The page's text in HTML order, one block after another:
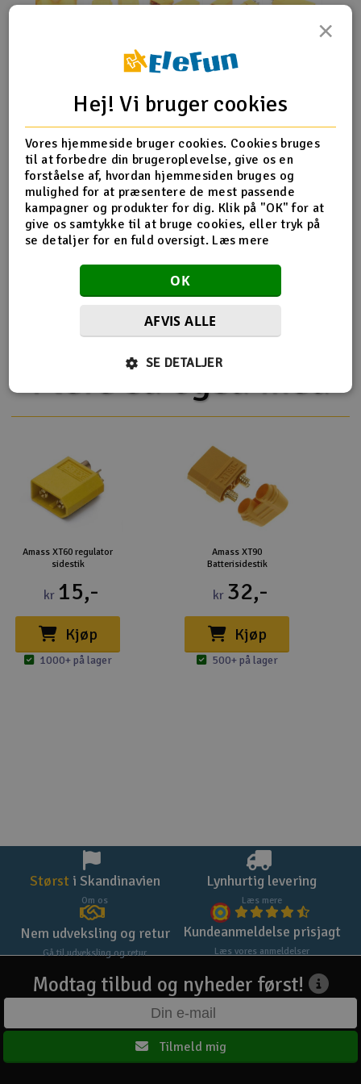
Scooter & elkøretøj
Slot racing
Smarthjem, leg og hobby
Solenergi
Værktøj, udstyr og tilbehør
Tip din ven Anmeldelser
Produkt information
XT30-stik. Stikket bruges normalt på batteriets side af en
kobling. 1 stk
Flere detaljer
Kontakt type XT30
Flere så også med
Amass XT60 regulator
sidestik
kr 15,-
Kjøp
1000+ på lager
Amass XT90
Batterisidestik
kr 32,-
Kjøp
500+ på lager
Størst i Skandinavien
Om os
Lynhurtig levering
Læs mere
Nem udveksling og retur
Gå til udveksling og retur
Kundeanmeldelse prisjagt
Læs vores anmeldelser
Modtag tilbud og nyheder først!
Tilmeld mig
×
Hej! Vi bruger cookies
Vores hjemmeside bruger cookies. Cookies bruges
til at forbedre din brugeroplevelse, give os en
forståelse af, hvordan hjemmesiden bruges og
mulighed for at præsentere de mest passende
kampagner og produkter for dig. Klik på "OK" for at
give os samtykke til at bruge cookies, eller tryk på
se detaljer for en fuld oversigt. Læs mere
OK
AFVIS ALLE
SE DETALJER